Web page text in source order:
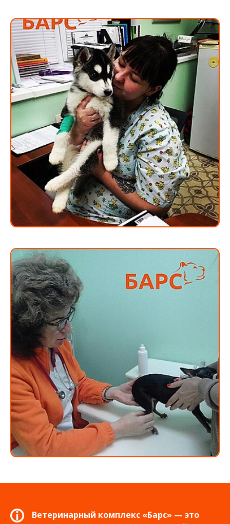
Ветеринарный комплекс «Барс» — это